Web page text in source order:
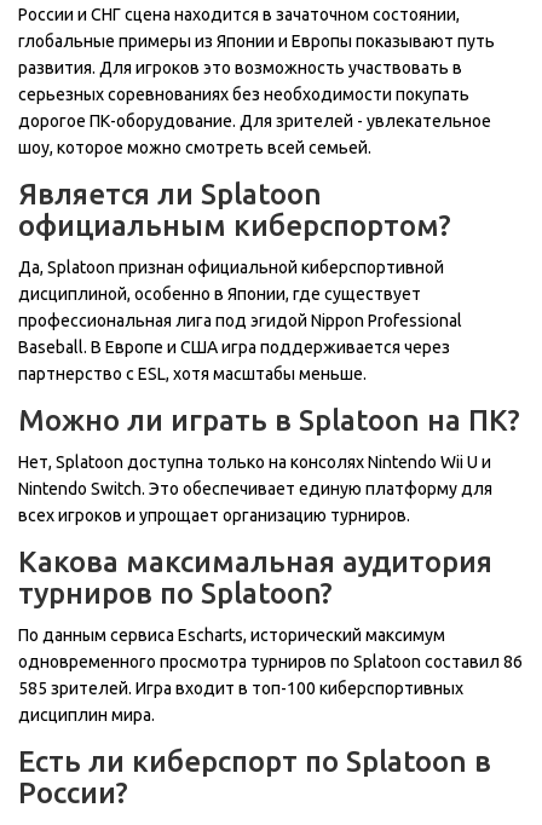
России и СНГ сцена находится в зачаточном состоянии,
глобальные примеры из Японии и Европы показывают путь
развития. Для игроков это возможность участвовать в
серьезных соревнованиях без необходимости покупать
дорогое ПК-оборудование. Для зрителей - увлекательное
шоу, которое можно смотреть всей семьей.
Является ли Splatoon
официальным киберспортом?
Да, Splatoon признан официальной киберспортивной
дисциплиной, особенно в Японии, где существует
профессиональная лига под эгидой Nippon Professional
Baseball. В Европе и США игра поддерживается через
партнерство с ESL, хотя масштабы меньше.
Можно ли играть в Splatoon на ПК?
Нет, Splatoon доступна только на консолях Nintendo Wii U и
Nintendo Switch. Это обеспечивает единую платформу для
всех игроков и упрощает организацию турниров.
Какова максимальная аудитория
турниров по Splatoon?
По данным сервиса Escharts, исторический максимум
одновременного просмотра турниров по Splatoon составил 86
585 зрителей. Игра входит в топ-100 киберспортивных
дисциплин мира.
Есть ли киберспорт по Splatoon в
России?